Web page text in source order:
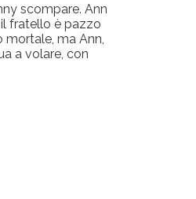
scompare. Ann
fratello è pazzo
ma Ann,
a volare, con